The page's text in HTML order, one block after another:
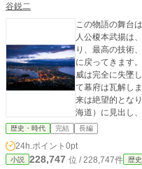
谷鋭二
この物語の舞台
人公榎本武揚は
り、最高の技術
に戻ってきます
威は完全に失墜
て幕府は瓦解し
来は絶望的とな
海道）に見出し
に、蝦夷を開拓
を描きます。し
びてくるわけで
地にいかなる夢
歴史・時代 完結 長編
24h.ポイント 0pt
小説 228,747 位 / 228,747件 歴